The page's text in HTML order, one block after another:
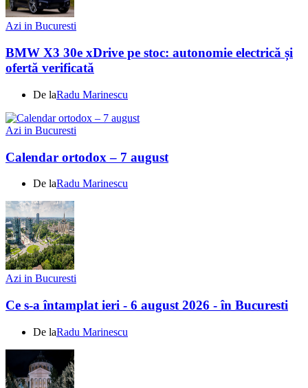
Azi in Bucuresti
BMW X3 30e xDrive pe stoc: autonomie electrică și
ofertă verificată
De laRadu Marinescu
Azi in Bucuresti
Calendar ortodox – 7 august
De laRadu Marinescu
Azi in Bucuresti
Ce s-a întamplat ieri - 6 august 2026 - în Bucuresti
De laRadu Marinescu